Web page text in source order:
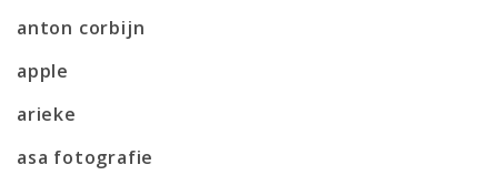
anton corbijn
apple
arieke
asa fotografie